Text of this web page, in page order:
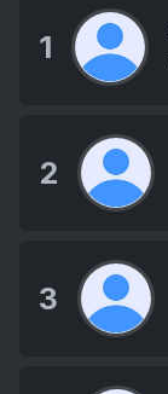
1
2
3